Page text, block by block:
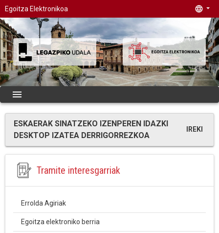
Egoitza Elektronikoa language
menu
ESKAERAK SINATZEKO IZENPEREN IDAZKI
DESKTOP IZATEA DERRIGORREZKOA
IREKI
Tramite interesgarriak
Errolda Agiriak
Egoitza elektroniko berria